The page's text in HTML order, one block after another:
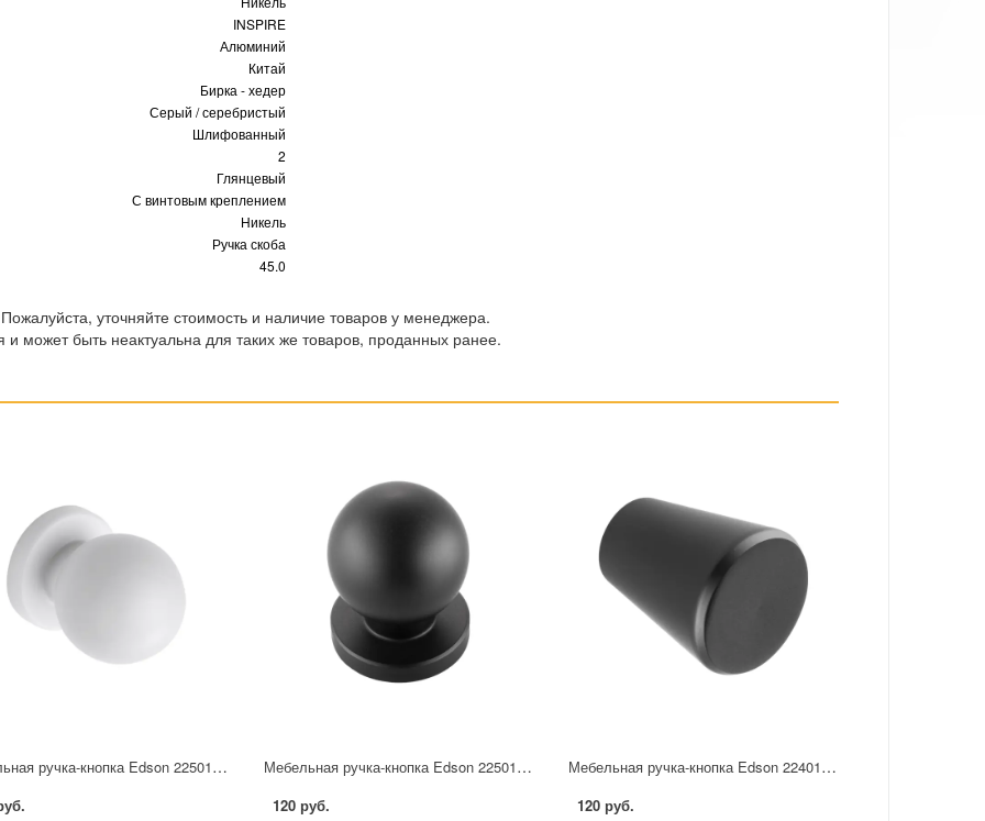
INSPIRE
Алюминий
Китай
Бирка - хедер
Серый / серебристый
Шлифованный
2
Глянцевый
С винтовым креплением
Никель
Ручка скоба
45.0
уточняйте стоимость и наличие товаров у менеджера.
может быть неактуальна для таких же товаров, проданных ранее.
Мебельная ручка-кнопка Edson 22501 25 мм белая Мебельная ручка-кнопка Edson 22501 25 мм черная
120 руб.
Мебельная ручка-кнопка Edson 22401 черная
120 руб.